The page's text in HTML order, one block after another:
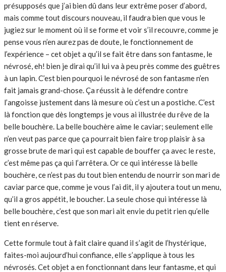
présupposés que j’ai bien dû dans leur extrême poser d’abord,
mais comme tout discours nouveau, il faudra bien que vous le
jugiez sur le moment où il se forme et voir s’il recouvre, comme je
pense vous n’en aurez pas de doute, le fonctionnement de
l’expérience – cet objet a qu’il se fait être dans son fantasme, le
névrosé, eh! bien je dirai qu’il lui va à peu près comme des guêtres
à un lapin. C’est bien pourquoi le névrosé de son fantasme n’en
fait jamais grand-chose. Ça réussit à le défendre contre
l’angoisse justement dans là mesure où c’est un a postiche. C’est
là fonction que dès longtemps je vous ai illustrée du rêve de la
belle bouchère. La belle bouchère aime le caviar; seulement elle
n’en veut pas parce que ça pourrait bien faire trop plaisir à sa
grosse brute de mari qui est capable de bouffer ça avec le reste,
c’est même pas ça qui l’arrêtera. Or ce qui intéresse là belle
bouchère, ce n’est pas du tout bien entendu de nourrir son mari de
caviar parce que, comme je vous l’ai dit, il y ajoutera tout un menu,
qu’il a gros appétit, le boucher. La seule chose qui intéresse là
belle bouchère, c’est que son mari ait envie du petit rien qu’elle
tient en réserve.
Cette formule tout à fait claire quand il s’agit de l’hystérique,
faites-moi aujourd’hui confiance, elle s’applique à tous les
névrosés. Cet objet a en fonctionnant dans leur fantasme, et qui